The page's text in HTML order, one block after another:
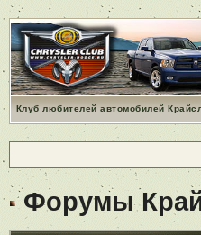
Клуб любителей автомобилей
Форумы